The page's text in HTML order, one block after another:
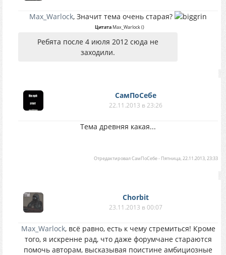
Max_Warlock, Значит тема очень старая?
ЦитатаMax_Warlock()
Ребята после 4 июля 2012 сюда не
заходили.
СамПоСебе
22.11.2013 в 23:26
Тема древняя какая...
ОтредактировалСамПоСебе- Пятница, 22.11.2013, 23:33
Chorbit
23.11.2013 в 00:07
Max_Warlock, всё равно, есть к чему стремиться! Кроме
того, я искренне рад, что даже форумчане стараются
помочь авторам, высказывая поистине амбициозные